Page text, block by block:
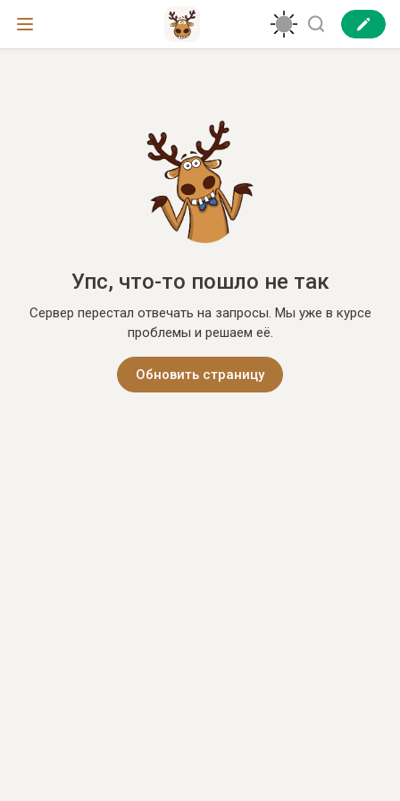
Упс, что-то пошло не так
Сервер перестал отвечать на запросы. Мы уже в курсе
проблемы и решаем её.
Обновить страницу